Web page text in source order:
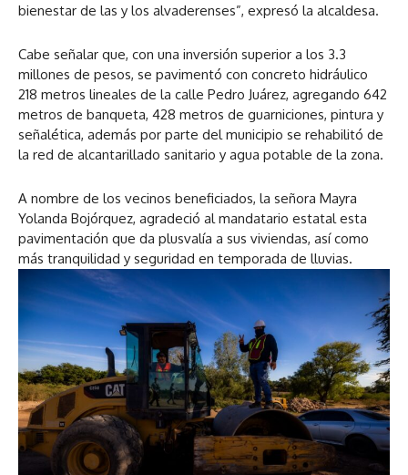
bienestar de las y los alvaderenses”, expresó la alcaldesa.
Cabe señalar que, con una inversión superior a los 3.3
millones de pesos, se pavimentó con concreto hidráulico
218 metros lineales de la calle Pedro Juárez, agregando 642
metros de banqueta, 428 metros de guarniciones, pintura y
señalética, además por parte del municipio se rehabilitó de
la red de alcantarillado sanitario y agua potable de la zona.
A nombre de los vecinos beneficiados, la señora Mayra
Yolanda Bojórquez, agradeció al mandatario estatal esta
pavimentación que da plusvalía a sus viviendas, así como
más tranquilidad y seguridad en temporada de lluvias.